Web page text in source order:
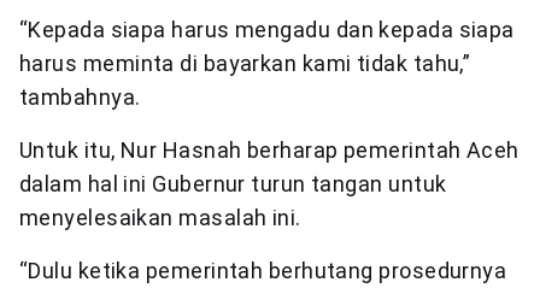
“Kepada siapa harus mengadu dan kepada siapa
harus meminta di bayarkan kami tidak tahu,”
tambahnya.
Untuk itu, Nur Hasnah berharap pemerintah Aceh
dalam hal ini Gubernur turun tangan untuk
menyelesaikan masalah ini.
“Dulu ketika pemerintah berhutang prosedurnya